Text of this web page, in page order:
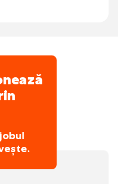
atractive
inclusiv
Nacelă și Lift